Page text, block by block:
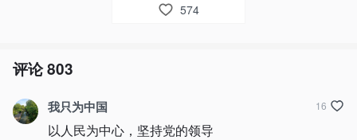
574
评论803
我只为中国
以人民为中心，坚持党的领导
16